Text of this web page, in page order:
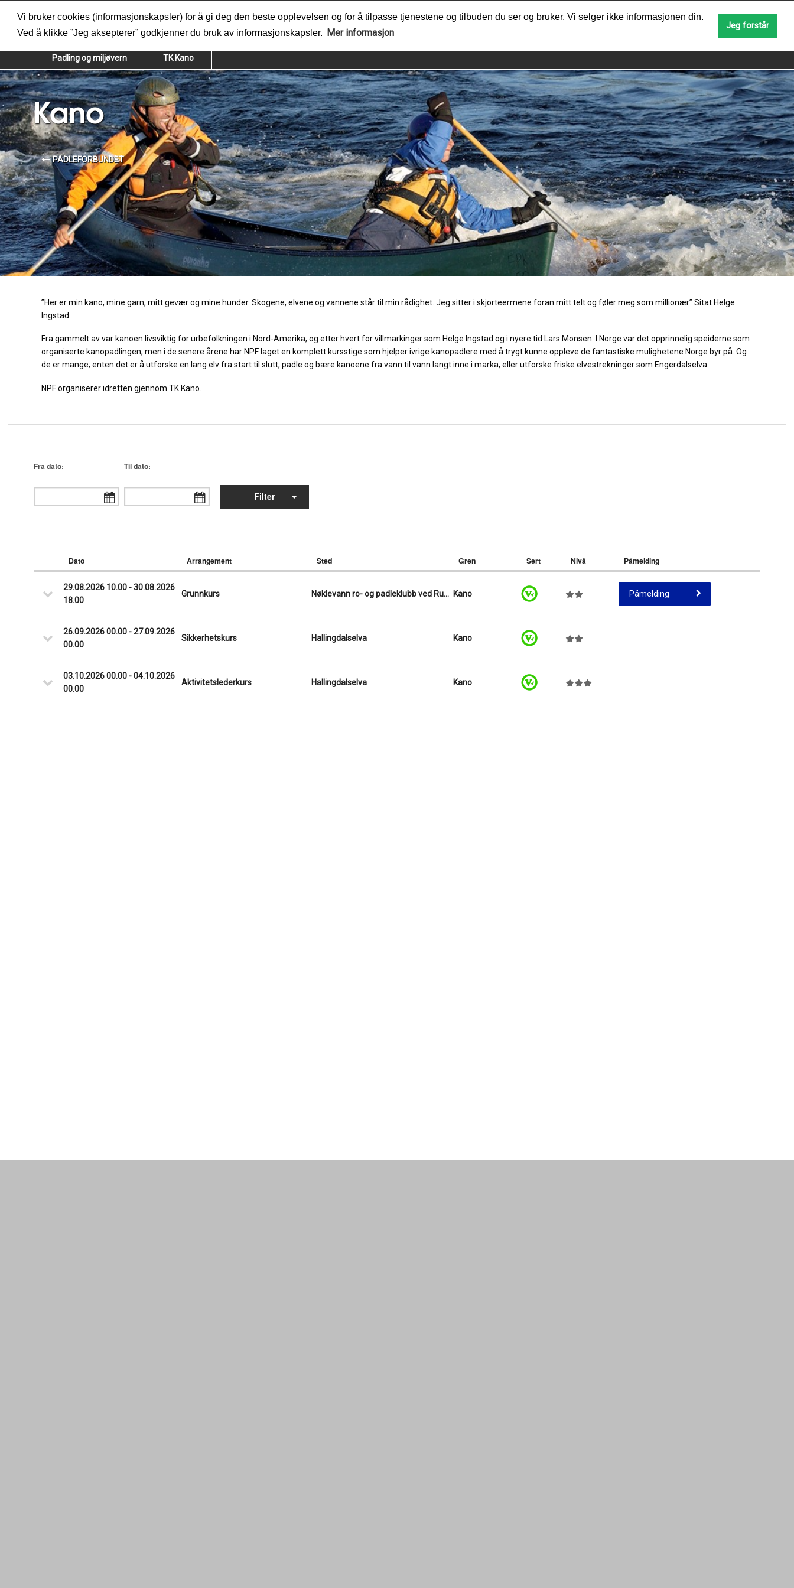
Vi bruker cookies (informasjonskapsler) for å gi deg den beste opplevelsen og for å tilpasse tjenestene og tilbuden du ser og bruker. Vi selger ikke informasjonen din.
Ved å klikke ”Jeg aksepterer” godkjenner du bruk av informasjonskapsler.
Mer informasjon
Jeg forstår
MENY SØK
Padling og miljøvern TK Kano
Kano
PADLEFORBUNDET
”Her er min kano, mine garn, mitt gevær og mine hunder. Skogene, elvene og vannene står til min rådighet. Jeg sitter i skjorteermene foran mitt telt og føler meg som millionær” Sitat Helge
Ingstad.
Fra gammelt av var kanoen livsviktig for urbefolkningen i Nord-Amerika, og etter hvert for villmarkinger som Helge Ingstad og i nyere tid Lars Monsen. I Norge var det opprinnelig speiderne som
organiserte kanopadlingen, men i de senere årene har NPF laget en komplett kursstige som hjelper ivrige kanopadlere med å trygt kunne oppleve de fantastiske mulighetene Norge byr på. Og
de er mange; enten det er å utforske en lang elv fra start til slutt, padle og bære kanoene fra vann til vann langt inne i marka, eller utforske friske elvestrekninger som Engerdalselva.
NPF organiserer idretten gjennom TK Kano.
Fra dato: Til dato:
Filter
Dato Arrangement Sted Gren Sert Nivå Påmelding
29.08.2026 10.00 - 30.08.2026
18.00
Grunnkurs Nøklevann ro- og padleklubb ved Rustadsaga Kano Påmelding
26.09.2026 00.00 - 27.09.2026
00.00
Sikkerhetskurs Hallingdalselva Kano
03.10.2026 00.00 - 04.10.2026
00.00
Aktivitetslederkurs Hallingdalselva Kano